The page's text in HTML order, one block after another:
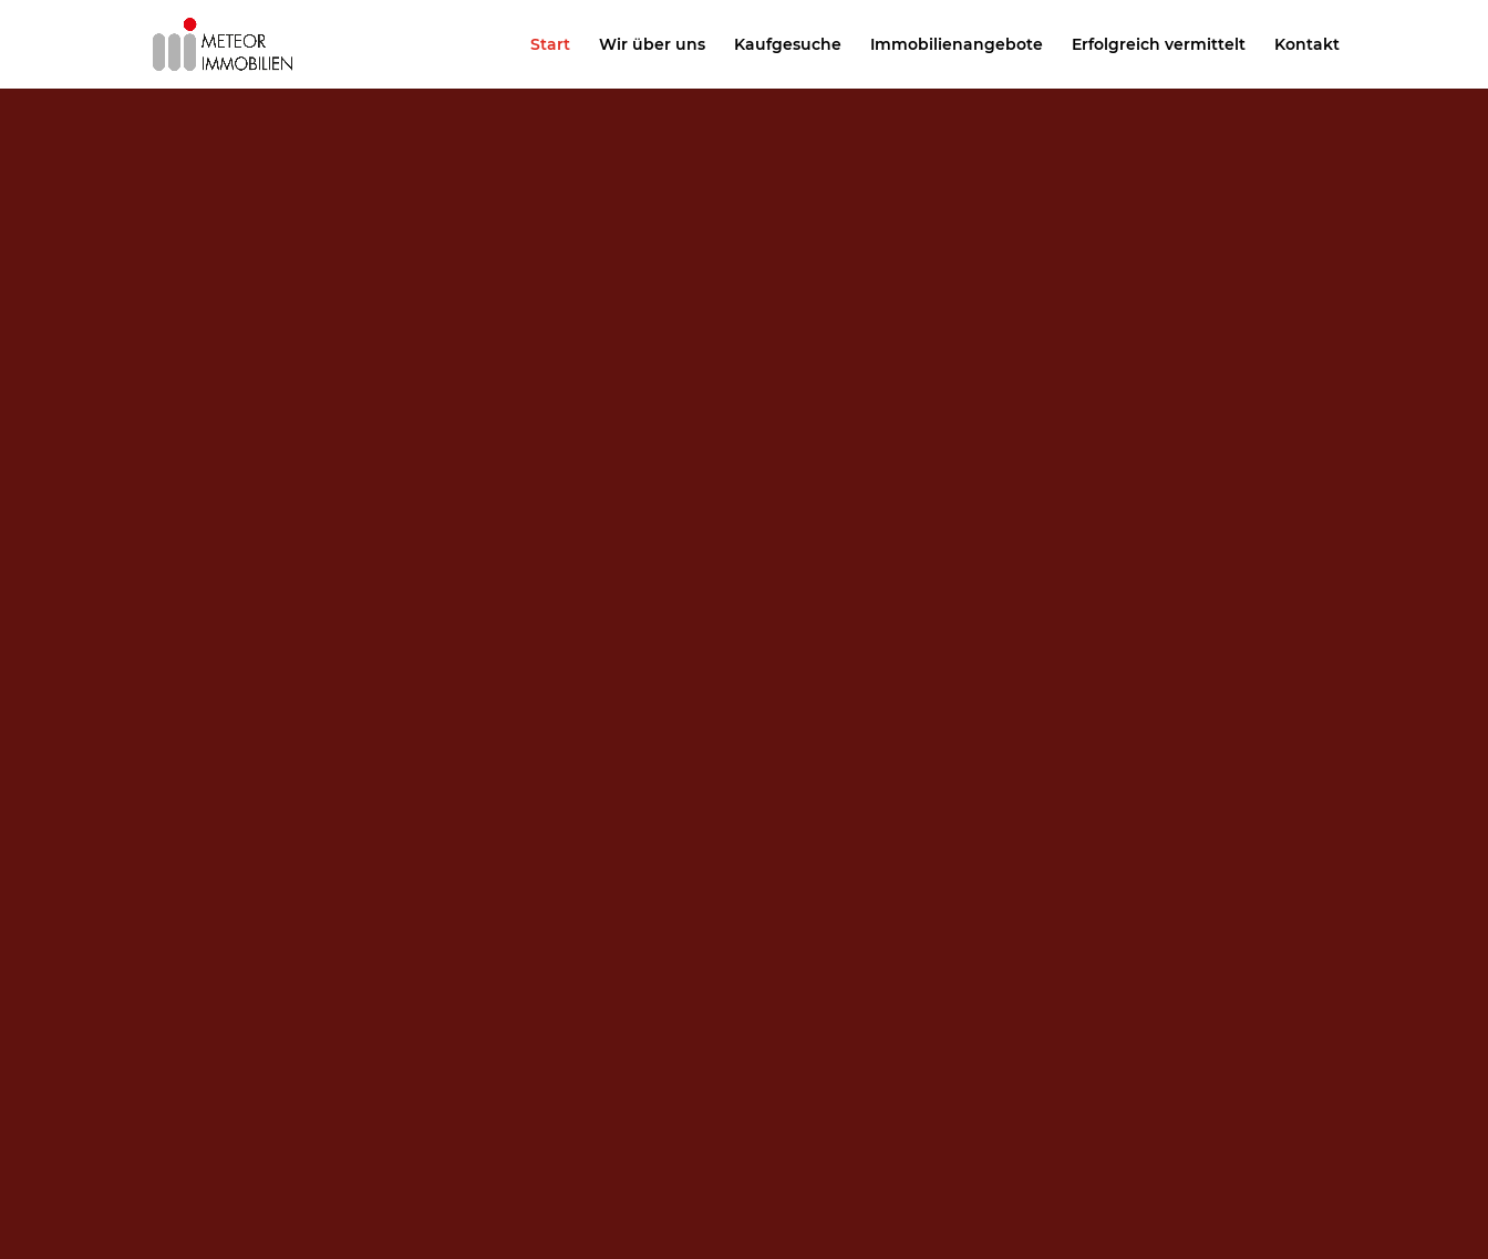
Start Wir über uns Kaufgesuche Immobilienangebote Erfolgreich vermittelt Kontakt